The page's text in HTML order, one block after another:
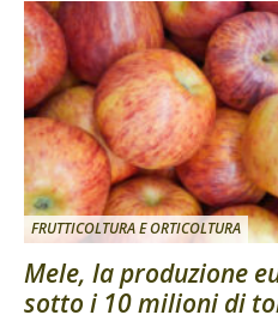
FRUTTICOLTURA E ORTICOLTURA
Mele, la produzione
sotto i 10 milioni di